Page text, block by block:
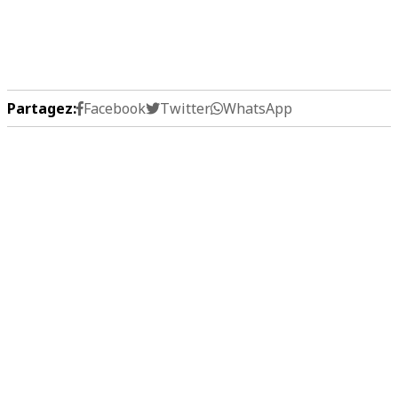
Partagez: Facebook Twitter WhatsApp